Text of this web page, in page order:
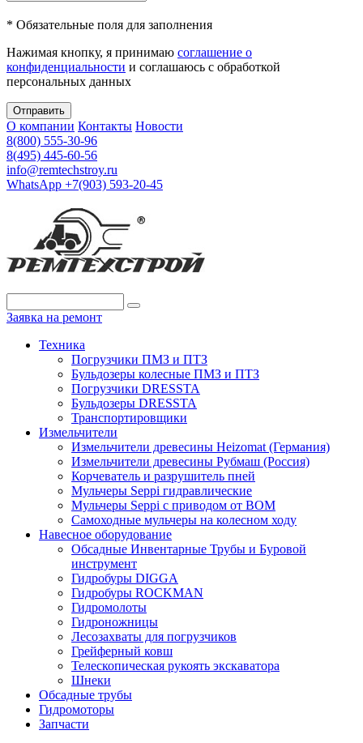
* Обязательные поля для заполнения
Нажимая кнопку, я принимаю соглашение о
конфиденциальности и соглашаюсь с обработкой
персональных данных
Отправить
О компании Контакты Новости
8(800) 555-30-96
8(495) 445-60-56
info@remtechstroy.ru
WhatsApp +7(903) 593-20-45
Заявка на ремонт
Техника
Погрузчики ПМЗ и ПТЗ
Бульдозеры колесные ПМЗ и ПТЗ
Погрузчики DRESSTA
Бульдозеры DRESSTA
Транспортировщики
Измельчители
Измельчители древесины Heizomat (Германия)
Измельчители древесины Рубмаш (Россия)
Корчеватель и разрушитель пней
Мульчеры Seppi гидравлические
Мульчеры Seppi с приводом от ВОМ
Самоходные мульчеры на колесном ходу
Навесное оборудование
Обсадные Инвентарные Трубы и Буровой
инструмент
Гидробуры DIGGA
Гидробуры ROCKMAN
Гидромолоты
Гидроножницы
Лесозахваты для погрузчиков
Грейферный ковш
Телескопическая рукоять экскаватора
Шнеки
Обсадные трубы
Гидромоторы
Запчасти